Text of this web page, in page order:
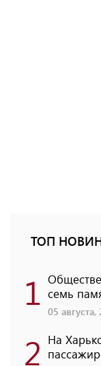
ТОП
1 семь
05
2 На